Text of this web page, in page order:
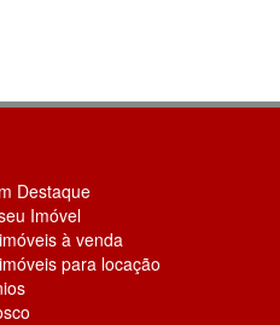
Destaque
Imóvel
à venda
para locação